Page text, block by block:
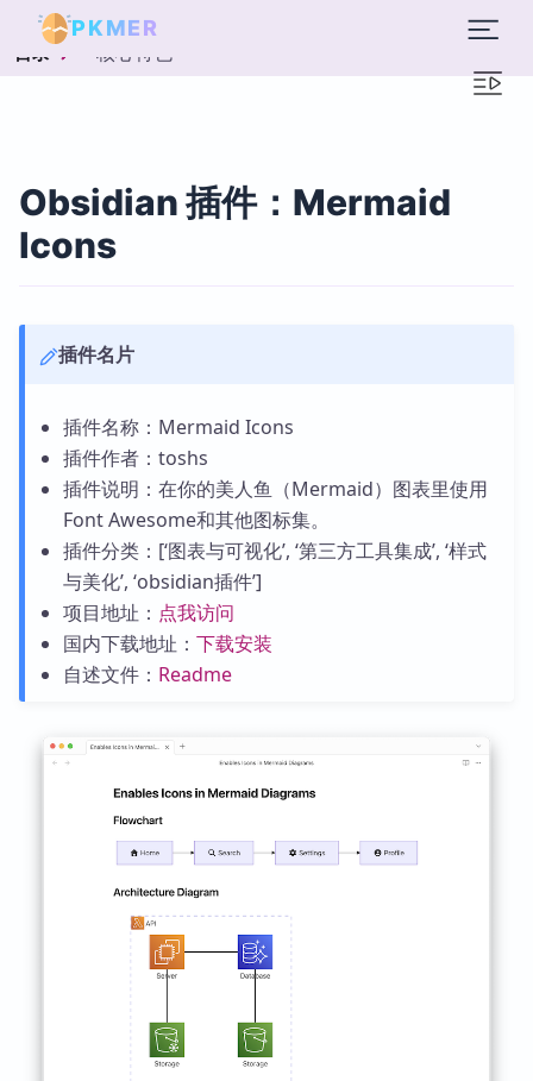
PKMER
目录 核心特色
Obsidian 插件：Mermaid
Icons
插件名片
插件名称：Mermaid Icons
插件作者：toshs
插件说明：在你的美人鱼（Mermaid）图表里使用
Font Awesome和其他图标集。
插件分类：[‘图表与可视化’, ‘第三方工具集成’, ‘样式
与美化’, ‘obsidian插件’]
项目地址： 点我访问
国内下载地址： 下载安装
自述文件： Readme